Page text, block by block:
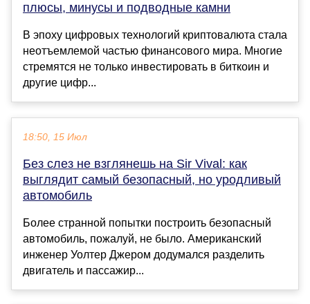
плюсы, минусы и подводные камни
В эпоху цифровых технологий криптовалюта стала
неотъемлемой частью финансового мира. Многие
стремятся не только инвестировать в биткоин и
другие цифр...
18:50, 15 Июл
Без слез не взглянешь на Sir Vival: как
выглядит самый безопасный, но уродливый
автомобиль
Более странной попытки построить безопасный
автомобиль, пожалуй, не было. Американский
инженер Уолтер Джером додумался разделить
двигатель и пассажир...